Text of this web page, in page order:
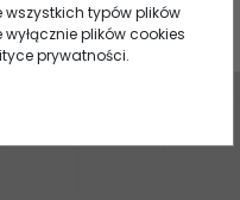
wszystkich typów plików
plików cookies
prywatności.